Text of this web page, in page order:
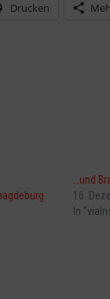
Drucken
…und
16.
In